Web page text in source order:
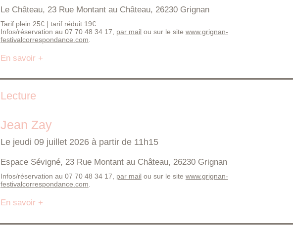
Le Château, 23 Rue Montant au Château, 26230 Grignan
Tarif plein 25€ | tarif réduit 19€
Infos/réservation au 07 70 48 34 17, par mailou sur le site www.grignan-
festivalcorrespondance.com
En savoir +
Lecture
Jean Zay
Le jeudi 09 juillet 2026 à partir de 11h15
Espace Sévigné, 23 Rue Montant au Château, 26230 Grignan
Infos/réservation au 07 70 48 34 17, par mailou sur le site www.grignan-
festivalcorrespondance.com
En savoir +